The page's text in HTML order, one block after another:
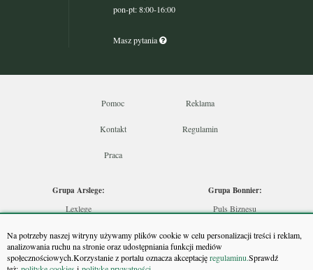
Na potrzeby naszej witryny używamy plików cookie w celu personalizacji treści i reklam,
analizowania ruchu na stronie oraz udostępniania funkcji mediów
społecznościowych.Korzystanie z portalu oznacza akceptacjęregulaminu.Sprawdź
pon-pt: 8:00-16:00
Masz pytania
Pomoc Reklama
Kontakt Regulamin
Praca
Grupa Arslege:
Lexlege
Skarbowcy
Urzędnik
Grupa Bonnier:
Puls Biznesu
Puls Medycyny
Monitor Firm